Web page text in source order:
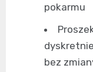
pokarmu
bez